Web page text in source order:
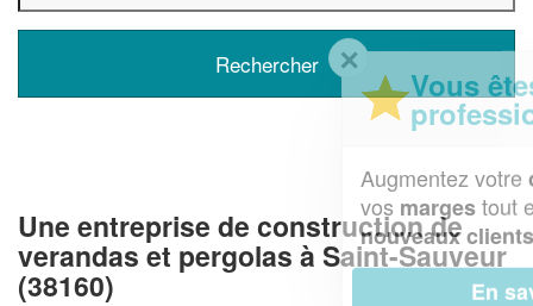
Une entreprise de construction de
verandas et pergolas à Saint-Sauveur
(38160)
Vous êtes un
professionnel ?
chiffre d'affaireset
tout en gagnant de
nouveaux clients!